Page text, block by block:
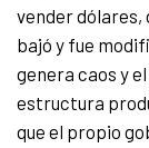
vender dólares,
bajó y fue
genera caos y
estructura
que el propio